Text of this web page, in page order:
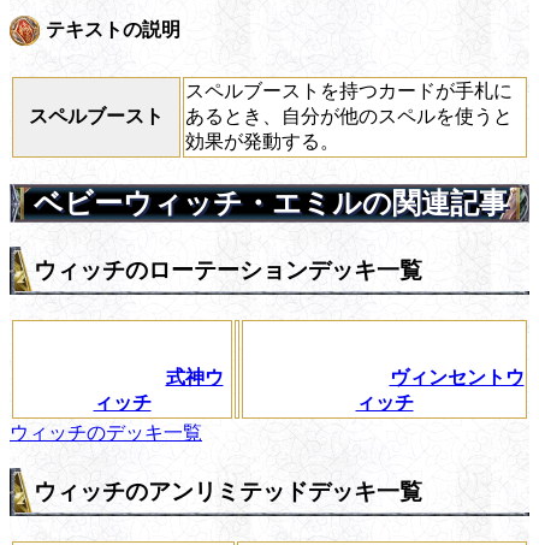
テキストの説明
スペルブースト
スペルブーストを持つカードが手札に
あるとき、自分が他のスペルを使うと
効果が発動する。
ベビーウィッチ・エミルの関連記事
ウィッチのローテーションデッキ一覧
式神ウ
ィッチ
ヴィンセントウ
ィッチ
ウィッチのデッキ一覧
ウィッチのアンリミテッドデッキ一覧